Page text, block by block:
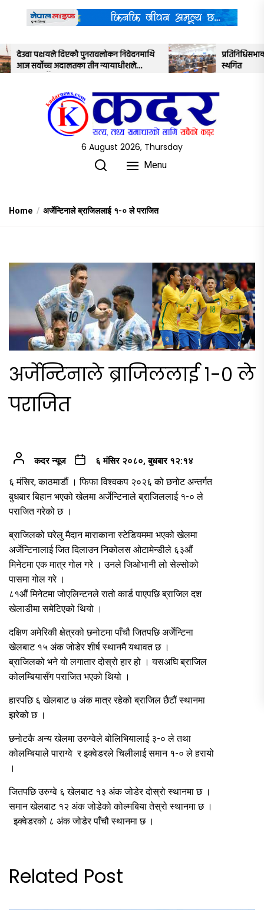
content
प्रतिनिधिसभाको बैठक साउन २२ गतेसम्मका लागि
स्थगित
6 August 2026, Thursday
Menu
Home अर्जेन्टिनाले ब्राजिललाई १-० ले पराजित
अर्जेन्टिनाले ब्राजिललाई १-० ले
पराजित
कदर न्यूज ६ मंसिर २०८०, बुधबार १२:१४
६ मंसिर, काठमाडौं । फिफा विश्वकप २०२६ को छनोट अन्तर्गत
बुधबार बिहान भएको खेलमा अर्जेन्टिनाले ब्राजिललाई १-० ले
पराजित गरेको छ ।
ब्राजिलको घरेलु मैदान माराकाना स्टेडियममा भएको खेलमा
अर्जेन्टिनालाई जित दिलाउन निकोलस ओटामेन्डीले ६३औं
मिनेटमा एक मात्र गोल गरे । उनले जिओभानी लो सेल्सोको
पासमा गोल गरे ।
८१औं मिनेटमा जोएलिन्टनले रातो कार्ड पाएपछि ब्राजिल दश
खेलाडीमा समेटिएको थियो ।
दक्षिण अमेरिकी क्षेत्रको छनोटमा पाँचौ जितपछि अर्जेन्टिना
खेलबाट १५ अंक जोडेर शीर्ष स्थानमै यथावत छ ।
ब्राजिलको भने यो लगातार दोस्रो हार हो । यसअघि ब्राजिल
कोलम्बियासँग पराजित भएको थियो ।
हारपछि ६ खेलबाट ७ अंक मात्र रहेको ब्राजिल छैटौं स्थानमा
झरेको छ ।
छनोटकै अन्य खेलमा उरुग्वेले बोलिभियालाई ३-० ले तथा
कोलम्बियाले पाराग्वे र इक्वेडरले चिलीलाई समान १-० ले हरायो
।
जितपछि उरुग्वे ६ खेलबाट १३ अंक जोडेर दोस्रो स्थानमा छ ।
समान खेलबाट १२ अंक जोडेको कोल्मबिया तेस्रो स्थानमा छ ।
इक्वेडरको ८ अंक जोडेर पाँचौ स्थानमा छ ।
Related Post